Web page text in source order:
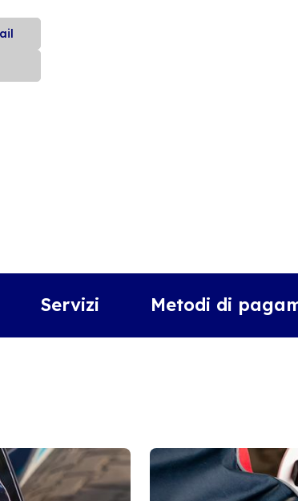
Servizi Metodi di